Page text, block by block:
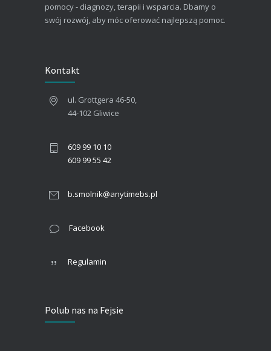
pomocy - diagnozy, terapii i wsparcia. Dbamy o
swój rozwój, aby móc oferować najlepszą pomoc.
Kontakt
ul. Grottgera 46-50,
44-102 Gliwice
609 99 10 10
609 99 55 42
b.smolnik@anytimebs.pl
Facebook
Regulamin
Polub nas na Fejsie